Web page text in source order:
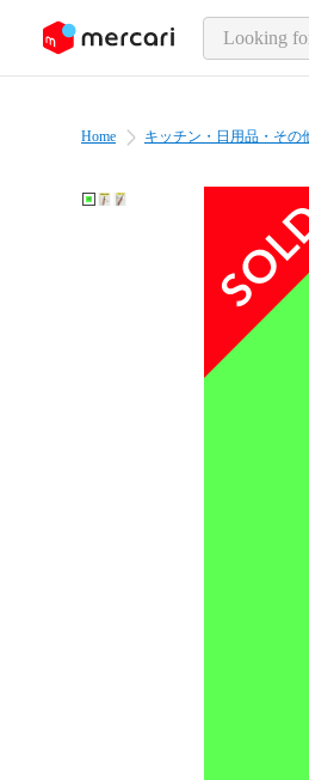
page content
Home キッチン・日用品・その